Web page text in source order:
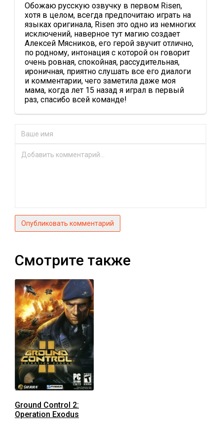
Обожаю русскую озвучку в первом Risen,
хотя в целом, всегда предпочитаю играть на
языках оригинала, Risen это одно из немногих
исключений, наверное тут магию создает
Алексей Мясников, его герой звучит отлично,
по родному, интонация с которой он говорит
очень ровная, спокойная, рассудительная,
ироничная, приятно слушать все его диалоги
и комментарии, чего заметила даже моя
мама, когда лет 15 назад я играл в первый
раз, спасибо всей команде!
Опубликовать комментарий
Смотрите также
Ground Control 2:
Operation Exodus